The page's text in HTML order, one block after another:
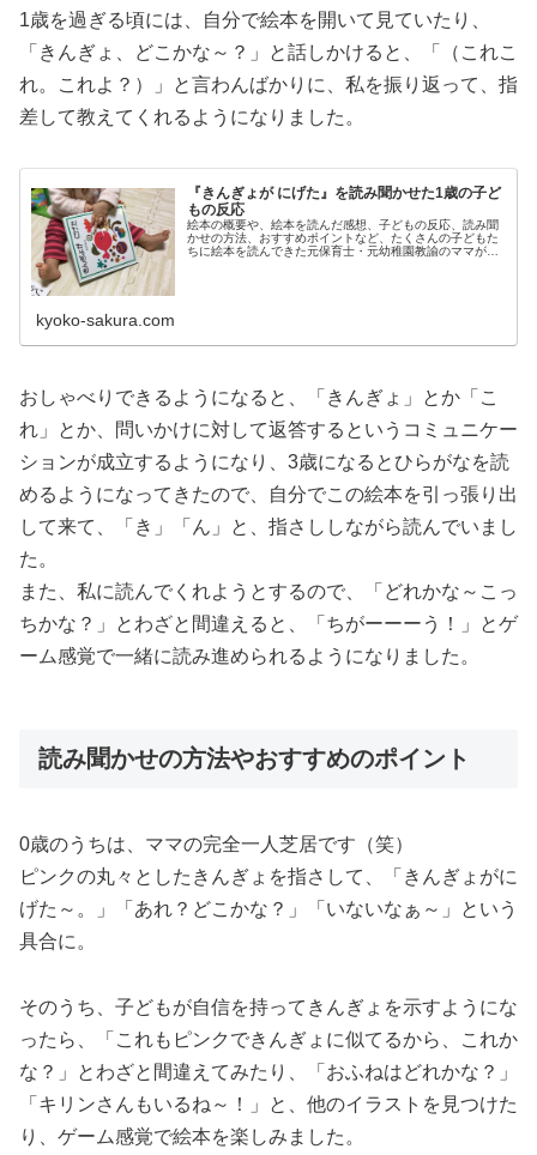
1歳を過ぎる頃には、自分で絵本を開いて見ていたり、
「きんぎょ、どこかな～？」と話しかけると、「（これこ
れ。これよ？）」と言わんばかりに、私を振り返って、指
差して教えてくれるようになりました。
『きんぎょが にげた』を読み聞かせた1歳の子ど
もの反応
絵本の概要や、絵本を読んだ感想、子どもの反応、読み聞
かせの方法、おすすめポイントなど、たくさんの子どもた
ちに絵本を読んできた元保育士・元幼稚園教諭のママが、
kyoko-sakura.com
おしゃべりできるようになると、「きんぎょ」とか「こ
れ」とか、問いかけに対して返答するというコミュニケー
ションが成立するようになり、3歳になるとひらがなを読
めるようになってきたので、自分でこの絵本を引っ張り出
して来て、「き」「ん」と、指さししながら読んでいまし
た。
また、私に読んでくれようとするので、「どれかな～こっ
ちかな？」とわざと間違えると、「ちがーーーう！」とゲ
ーム感覚で一緒に読み進められるようになりました。
読み聞かせの方法やおすすめのポイント
0歳のうちは、ママの完全一人芝居です（笑）
ピンクの丸々としたきんぎょを指さして、「きんぎょがに
げた～。」「あれ？どこかな？」「いないなぁ～」という
具合に。
そのうち、子どもが自信を持ってきんぎょを示すようにな
ったら、「これもピンクできんぎょに似てるから、これか
な？」とわざと間違えてみたり、「おふねはどれかな？」
「キリンさんもいるね～！」と、他のイラストを見つけた
り、ゲーム感覚で絵本を楽しみました。